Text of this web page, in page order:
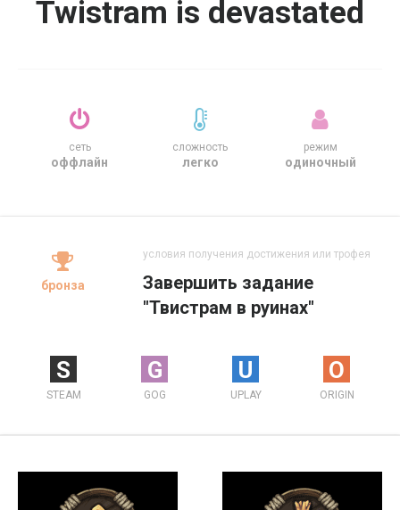
Twistram is devastated
сеть
оффлайн
сложность
легко
режим
одиночный
бронза
условия получения достижения или трофея
Завершить задание
"Твистрам в руинах"
S
STEAM
G
GOG
U
UPLAY
O
ORIGIN